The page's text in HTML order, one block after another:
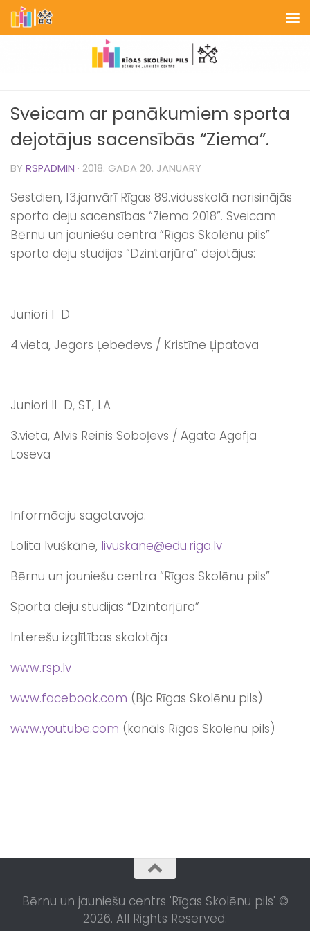
Skip to content
Sveicam ar panākumiem sporta
dejotājus sacensībās “Ziema”.
BY RSPADMIN · 2018. GADA 20. JANUARY
Sestdien, 13.janvārī Rīgas 89.vidusskolā norisinājās
sporta deju sacensības “Ziema 2018”. Sveicam
Bērnu un jauniešu centra “Rīgas Skolēnu pils”
sporta deju studijas “Dzintarjūra” dejotājus:
Juniori I D
4.vieta, Jegors Ļebedevs / Kristīne Ļipatova
Juniori II D, ST, LA
3.vieta, Alvis Reinis Soboļevs / Agata Agafja
Loseva
Informāciju sagatavoja:
Lolita Ivuškāne, livuskane@edu.riga.lv
Bērnu un jauniešu centra “Rīgas Skolēnu pils”
Sporta deju studijas “Dzintarjūra”
Interešu izglītības skolotāja
www.rsp.lv
www.facebook.com (Bjc Rīgas Skolēnu pils)
www.youtube.com (kanāls Rīgas Skolēnu pils)
Bērnu un jauniešu centrs 'Rīgas Skolēnu pils' ©
2026. All Rights Reserved.